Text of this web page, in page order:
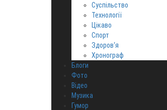
Суспільство
Технології
Цікаво
Спорт
Здоров‘я
Хронограф
Блоги
Фото
Відео
Музика
Гумор